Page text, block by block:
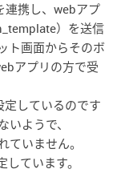
連携し、webアプ
）を送信
ト画面からそのボ
アプリの方で受
しているのです
ようで、
ていません。
ています。